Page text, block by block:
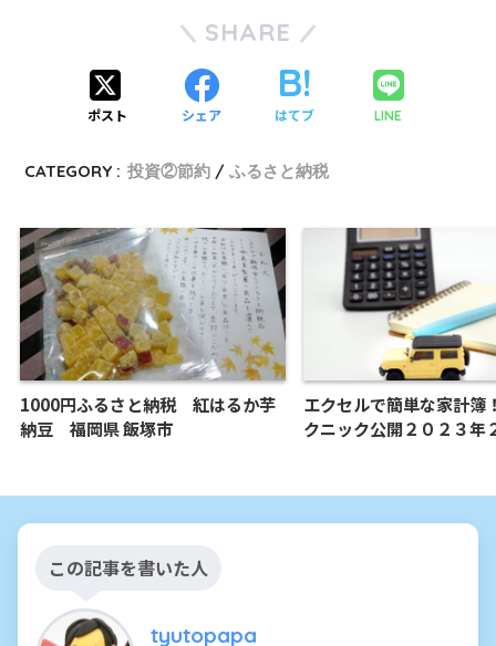
SHARE
ポスト シェア はてブ LINE
CATEGORY : 投資②節約 ふるさと納税
1000円ふるさと納税 紅はるか芋
納豆 福岡県 飯塚市
エクセルで簡単な家計簿
クニック公開２０２３年
この記事を書いた人
tyutopapa